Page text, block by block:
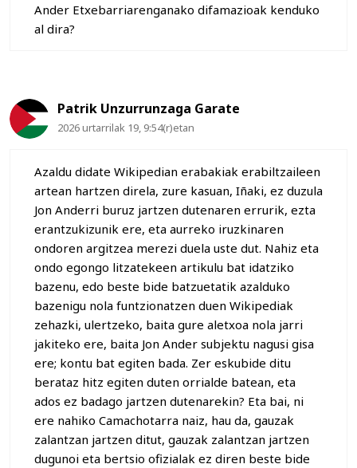
Ander Etxebarriarenganako difamazioak kenduko
al dira?
Patrik Unzurrunzaga Garate
2026 urtarrilak 19, 9:54(r)etan
Azaldu didate Wikipedian erabakiak erabiltzaileen
artean hartzen direla, zure kasuan, Iñaki, ez duzula
Jon Anderri buruz jartzen dutenaren errurik, ezta
erantzukizunik ere, eta aurreko iruzkinaren
ondoren argitzea merezi duela uste dut. Nahiz eta
ondo egongo litzatekeen artikulu bat idatziko
bazenu, edo beste bide batzuetatik azalduko
bazenigu nola funtzionatzen duen Wikipediak
zehazki, ulertzeko, baita gure aletxoa nola jarri
jakiteko ere, baita Jon Ander subjektu nagusi gisa
ere; kontu bat egiten bada. Zer eskubide ditu
berataz hitz egiten duten orrialde batean, eta
ados ez badago jartzen dutenarekin? Eta bai, ni
ere nahiko Camachotarra naiz, hau da, gauzak
zalantzan jartzen ditut, gauzak zalantzan jartzen
dugunoi eta bertsio ofizialak ez diren beste bide